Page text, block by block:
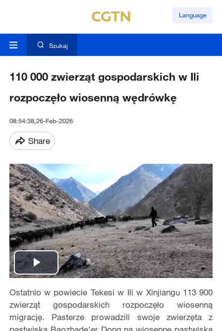
Language
Szukaj
110 000 zwierząt gospodarskich w Ili
rozpoczęło wiosenną wędrówkę
08:54:38,26-Feb-2026
Share
Play
Video
Ostatnio w powiecie Tekesi w Ili w Xinjiangu 113 900
zwierząt gospodarskich rozpoczęło wiosenną
migrację. Pasterze prowadzili swoje zwierzęta z